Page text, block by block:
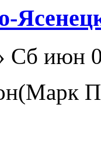
Сб июн